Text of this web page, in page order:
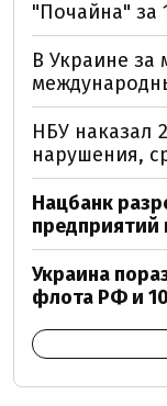
"Почайна" за
В Украине за
НБУ наказал
нарушения,
Нацбанк
Украина
флота РФ и